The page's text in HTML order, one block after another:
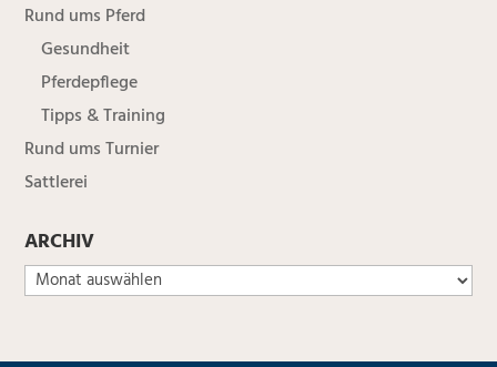
Rund ums Pferd
Gesundheit
Pferdepflege
Tipps & Training
Rund ums Turnier
Sattlerei
ARCHIV